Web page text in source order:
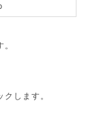
します。